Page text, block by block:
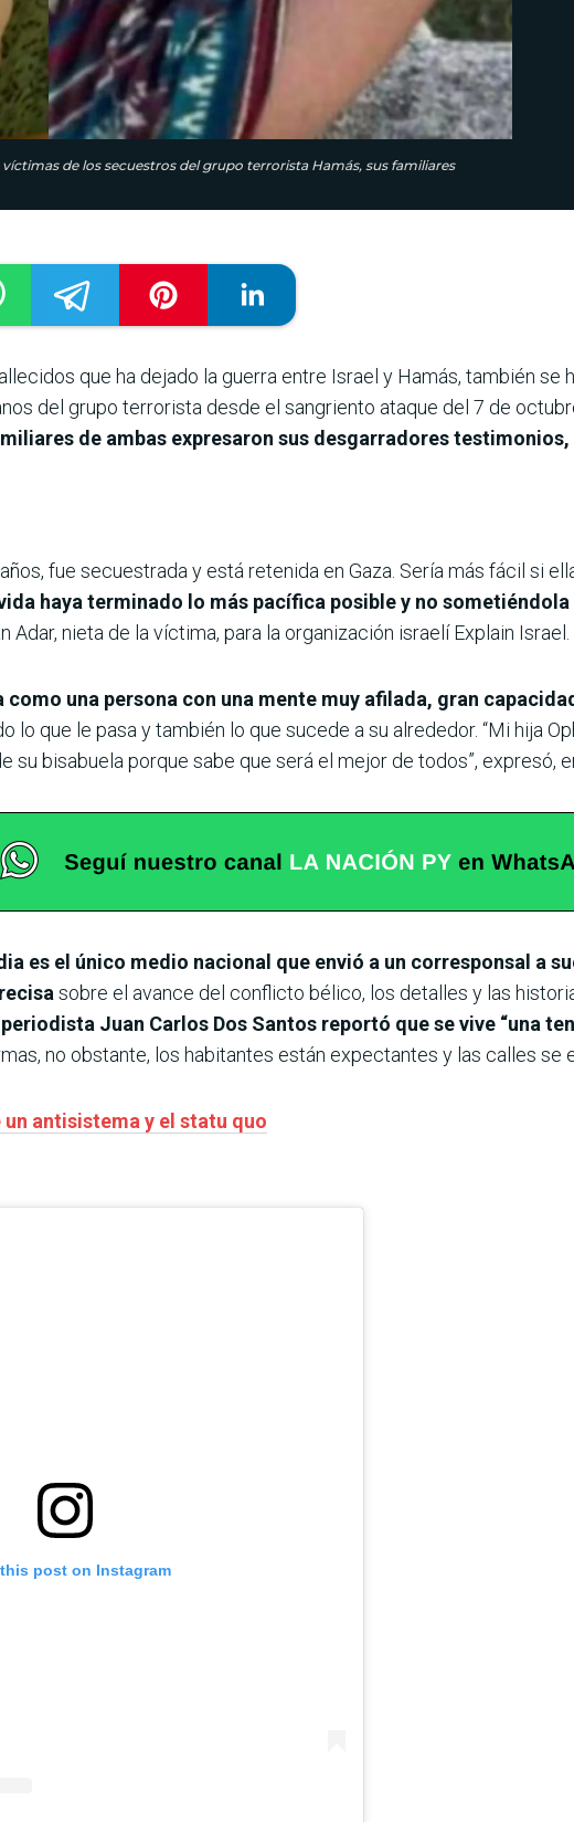
de los secuestros del grupo terrorista Hamás, sus familiares
que ha dejado la guerra entre Israel y Hamás, también se
del grupo terrorista desde el sangriento ataque del 7 de
de ambas expresaron sus desgarradores
fue secuestrada y está retenida en Gaza. Sería más fácil si
haya terminado lo más pacífica posible y no
Adar, nieta de la víctima, para la organización israelí Explain Israel.
como una persona con una mente muy afilada, gran
lo que le pasa y también lo que sucede a su alrededor. “Mi hija
su bisabuela porque sabe que será el mejor de todos”, expresó,
es el único medio nacional que envió a un corresponsal a
sobre el avance del conflicto bélico, los detalles y las
Juan Carlos Dos Santos reportó que se vive “una
no obstante, los habitantes están expectantes y las calles se
antisistema y el statu quo
post on Instagram